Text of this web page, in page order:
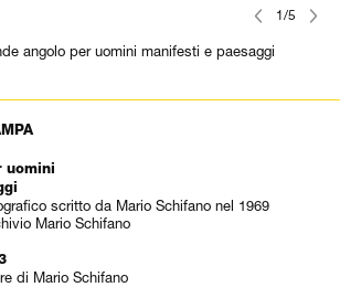
1/5
angolo per uomini manifesti e paesaggi
uomini
scritto da Mario Schifano nel 1969
Mario Schifano
di Mario Schifano